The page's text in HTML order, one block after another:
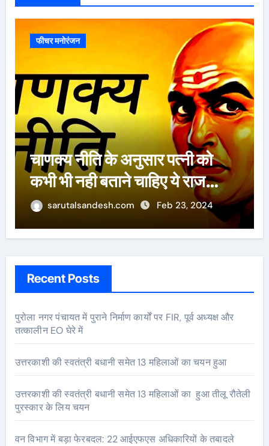
फीचर मनोरंजन
ऐसे 100 बार मरूंगी, मेरी वजह से
बची लाखों महिलाओं की जान : पूनम
पांडेय
sarutalsandesh.com Feb 23, 2024
Recent Posts
पुरोला नगर पंचायत में पुराने निर्माण कार्यों पर FIR, पूर्व अध्यक्ष और
तत्कालीन EO घेरे में
उत्तरकाशी की स्वतंत्री बधानी समेत 13 महिलाओं का चयन हुआ
उत्तरकाशी की स्वतंत्री बधानी समेत 13 महिलाओं का हुआ तीलू रौतेली
पुरस्कार के लिय चयन
वन विभाग में बड़ा फेरबदल: 22 आईएफएस अधिकारियों के तबादले